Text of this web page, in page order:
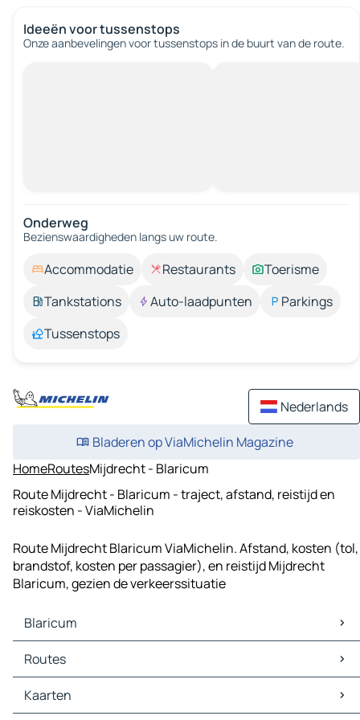
Ideeën voor tussenstops
Onze aanbevelingen voor tussenstops in de buurt van de route.
Onderweg
Bezienswaardigheden langs uw route.
Accommodatie Restaurants
Toerisme
Tankstations
Auto-laadpunten
Parkings
Tussenstops
Nederlands
Bladeren op ViaMichelin Magazine
HomeRoutesMijdrecht - Blaricum
Route Mijdrecht - Blaricum - traject, afstand, reistijd en
reiskosten - ViaMichelin
Route Mijdrecht Blaricum ViaMichelin. Afstand, kosten (tol,
brandstof, kosten per passagier), en reistijd Mijdrecht
Blaricum, gezien de verkeerssituatie
Blaricum
Blaricum Kaarten
Blaricum Verkeer
Blaricum Hotels
Blaricum Restaurants
Routes
Routes Blaricum - Almere
Routes Blaricum - Bussum
Kaarten